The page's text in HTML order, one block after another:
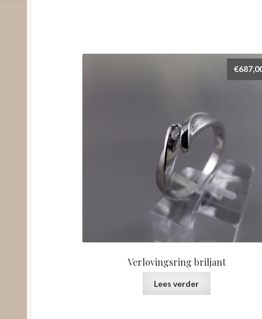
Verlovingsring briljant
€
Lees verder